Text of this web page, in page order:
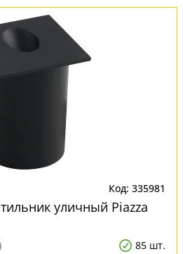
Код: 335981
уличный Piazza
85 шт.